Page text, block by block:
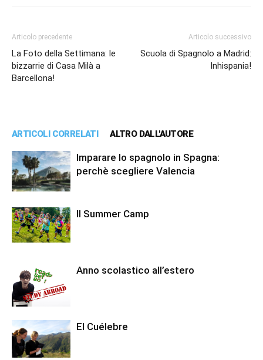
Articolo precedente
La Foto della Settimana: le
bizzarrie di Casa Milà a
Barcellona!
Articolo successivo
Scuola di Spagnolo a Madrid:
Inhispania!
ARTICOLI CORRELATI ALTRO DALL'AUTORE
Imparare lo spagnolo in Spagna:
perchè scegliere Valencia
Il Summer Camp
Anno scolastico all’estero
El Cuélebre